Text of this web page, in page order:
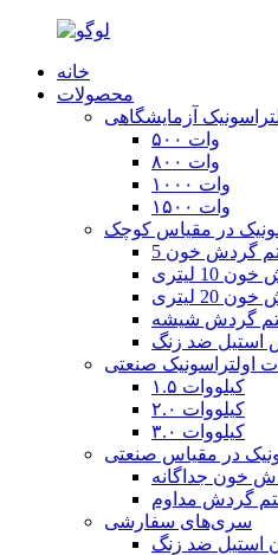
خانه
محصولات
آزمایشگاهی
۵۰۰ وات
۸۰۰ وات
۱۰۰۰ وات
۱۵۰۰ وات
در مقیاس کوچک
لیتری
لیتری
گردش شیشه
ضد زنگ
اولتراسونیک صنعتی
۱.۵ کیلووات
۲.۰ کیلووات
۳.۰ کیلووات
در مقیاس صنعتی
خون جداگانه
گردش مداوم
سری‌های سفارشی
ضد زنگ